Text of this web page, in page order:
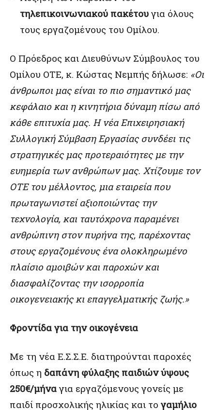
τηλεπικοινωνιακού πακέτου για όλους
τους εργαζομένους του Ομίλου.
Ο Πρόεδρος και Διευθύνων Σύμβουλος του
Ομίλου ΟΤΕ, κ. Κώστας Νεμπής δήλωσε: «Οι
άνθρωποι μας είναι το πιο σημαντικό μας
κεφάλαιο και η κινητήρια δύναμη πίσω από
κάθε επιτυχία μας. Η νέα Επιχειρησιακή
Συλλογική Σύμβαση Εργασίας συνδέει τις
στρατηγικές μας προτεραιότητες με την
ευημερία των ανθρώπων μας. Χτίζουμε τον
ΟΤΕ του μέλλοντος, μια εταιρεία που
πρωταγωνιστεί αξιοποιώντας την
τεχνολογία, και ταυτόχρονα παραμένει
ανθρώπινη στον πυρήνα της, παρέχοντας
στους εργαζομένους έναολοκληρωμένο
πλαίσιο αμοιβών και παροχών και
διασφαλίζοντας την ισορροπία
οικογενειακής κι επαγγελματικής ζωής.»
Φροντίδα για την οικογένεια
Με τη νέα Ε.Σ.Σ.Ε. διατηρούνται παροχές
όπως η δαπάνη φύλαξης παιδιών ύψους
250€/μήνα για εργαζόμενους γονείς με
παιδί προσχολικής ηλικίας και το γαμήλιο